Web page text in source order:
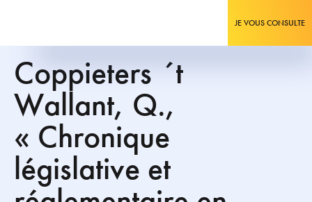
JE VOUS CONSULTE
Coppieters ´t
Wallant, Q.,
« Chronique
législative et